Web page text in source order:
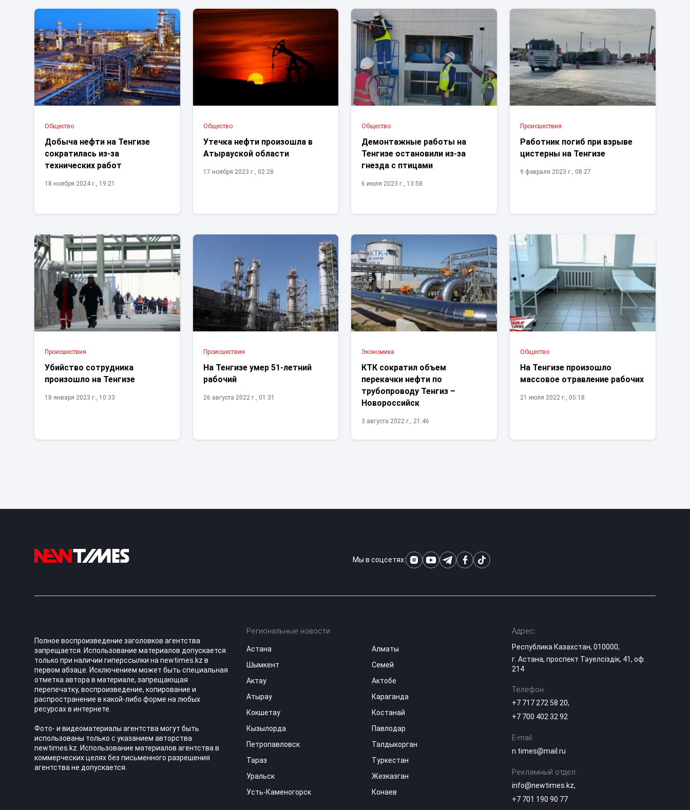
Общество
Добыча нефти на Тенгизе
сократилась из-за
технических работ
18 ноября 2024 г., 19:21
Общество
Утечка нефти произошла в
Атырауской области
17 ноября 2023 г., 02:28
Общество
Демонтажные работы на
Тенгизе остановили из-за
гнезда с птицами
6 июля 2023 г., 13:58
Проиcшествия
Работник погиб при взрыве
цистерны на Тенгизе
9 февраля 2023 г., 08:27
Проиcшествия
Убийство сотрудника
произошло на Тенгизе
18 января 2023 г., 10:33
Проиcшествия
На Тенгизе умер 51-летний
рабочий
26 августа 2022 г., 01:31
Экономика
КТК сократил объем
перекачки нефти по
трубопроводу Тенгиз –
Новороссийск
3 августа 2022 г., 21:46
Общество
На Тенгизе произошло
массовое отравление рабочих
21 июля 2022 г., 05:18
Мы в соцсетях:
Полное воспроизведение заголовков агентства
запрещается. Использование материалов допускается
только при наличии гиперссылки на newtimes.kz в
первом абзаце. Исключением может быть специальная
отметка автора в материале, запрещающая
перепечатку, воспроизведение, копирование и
распространение в какой-либо форме на любых
ресурсах в интернете.
Фото- и видеоматериалы агентства могут быть
использованы только с указанием авторства
newtimes.kz. Использование материалов агентства в
коммерческих целях без письменного разрешения
агентства не допускается.
Региональные новости
Астана
Алматы
Шымкент
Семей
Актау
Актобе
Атырау
Караганда
Кокшетау
Костанай
Кызылорда
Павлодар
Петропавловск
Талдыкорган
Тараз
Туркестан
Уральск
Жезказган
Усть-Каменогорск
Конаев
Адрес:
Республика Казахстан, 010000,
г. Астана, проспект Тәуелсіздік, 41, оф.
214
Телефон:
+7 717 272 58 20,
+7 700 402 32 92
E-mail:
n.times@mail.ru
Рекламный отдел:
info@newtimes.kz,
+7 701 190 90 77